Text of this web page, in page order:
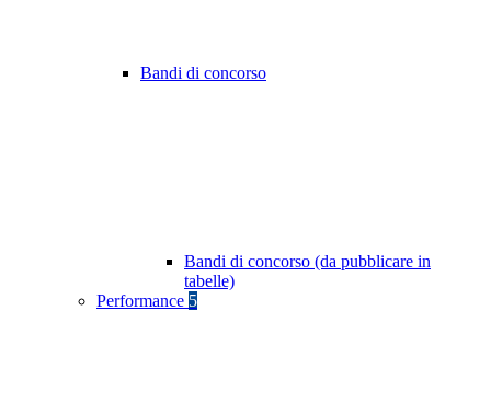
Bandi di concorso
Bandi di concorso (da pubblicare in
tabelle)
Performance 5